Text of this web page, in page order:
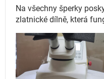
Na všechny šperky
zlatnické dílně, která